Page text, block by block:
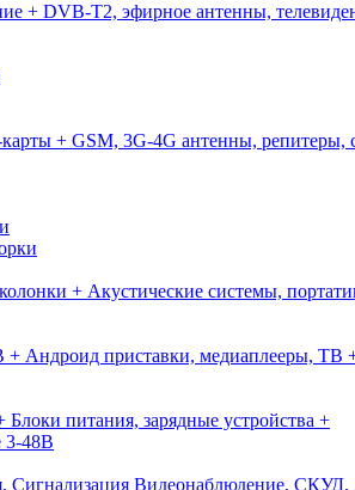
DVB-T2, эфирное антенны,
GSM, 3G-4G антенны, репитеры,
Акустические системы,
Андроид приставки, медиаплееры, ТВ
Блоки питания, зарядные устройства +
3-48В
Видеонаблюдение, СКУД,